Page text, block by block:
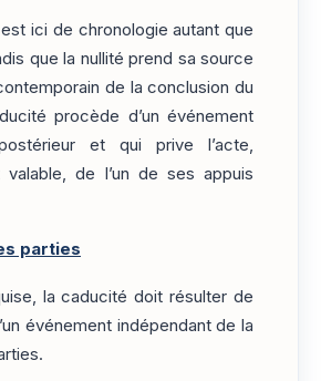
ici de chronologie autant que
que la nullité prend sa source
de la conclusion du
procède d’un événement
et qui prive l’acte,
valable, de l’un de ses appuis
parties
la caducité doit résulter de
événement indépendant de la